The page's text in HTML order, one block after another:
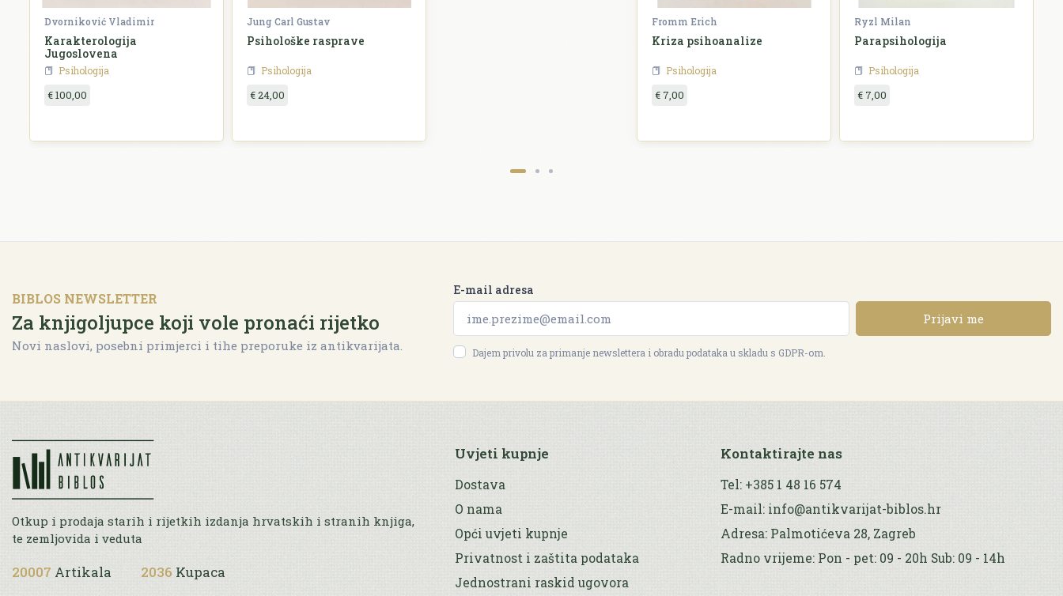
Dvorniković Vladimir
Karakterologija
Jugoslovena
Psihologija
€ 100,00
Jung Carl Gustav
Psihološke rasprave
Psihologija
€ 24,00
Fromm Erich
Kriza psihoanalize
Psihologija
€ 7,00
Ryzl Milan
Parapsihologija
Psihologija
€ 7,00
BIBLOS NEWSLETTER
Za knjigoljupce koji vole pronaći rijetko
Novi naslovi, posebni primjerci i tihe preporuke iz antikvarijata.
E-mail adresa
Prijavi me
Dajem privolu za primanje newslettera i obradu podataka u skladu s GDPR-om.
Otkup i prodaja starih i rijetkih izdanja hrvatskih i stranih knjiga,
te zemljovida i veduta
20007 Artikala 2036 Kupaca
Uvjeti kupnje
Dostava
O nama
Opći uvjeti kupnje
Privatnost i zaštita podataka
Jednostrani raskid ugovora
Kontaktirajte nas
Tel: +385 1 48 16 574
E-mail: info@antikvarijat-biblos.hr
Adresa: Palmotićeva 28, Zagreb
Radno vrijeme: Pon - pet: 09 - 20h Sub: 09 - 14h